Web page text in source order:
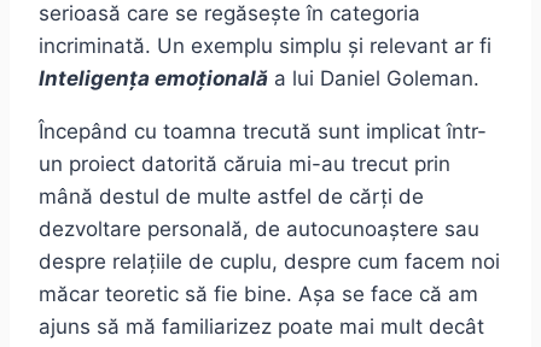
serioasă care se regăsește în categoria
incriminată. Un exemplu simplu și relevant ar fi
Inteligența emoțională a lui Daniel Goleman.
Începând cu toamna trecută sunt implicat într-
un proiect datorită căruia mi-au trecut prin
mână destul de multe astfel de cărți de
dezvoltare personală, de autocunoaștere sau
despre relațiile de cuplu, despre cum facem noi
măcar teoretic să fie bine. Așa se face că am
ajuns să mă familiarizez poate mai mult decât